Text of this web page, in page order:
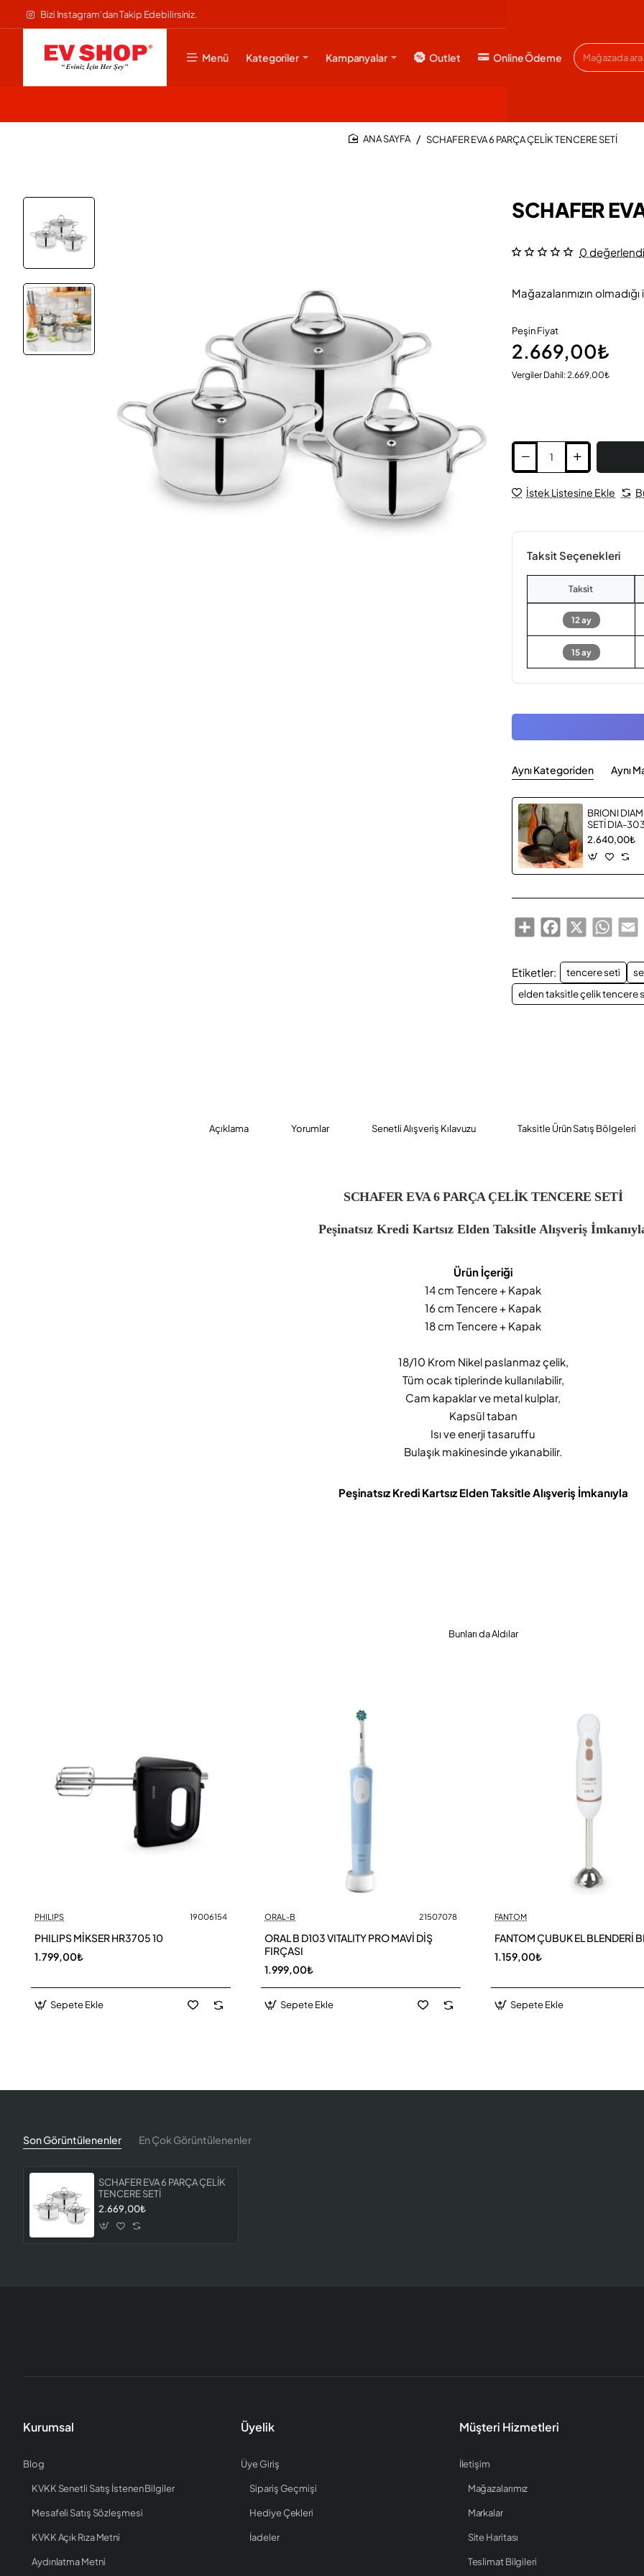
Bizi Instagram'dan Takip Edebilirsiniz.
Menü Kategoriler Kampanyalar Outlet Online Ödeme
Mağazada
ara...
SCHAFER EVA 6 PARÇA ÇELİK TENCERE SETİ
SCHAFER
Mağazalarımızın
0
Peşin Fiyat
2.669,00₺
Vergiler Dahil: 2.669,00₺
İstek Listesine Ekle
Taksit Seçenekleri
Taksit
12 ay
15 ay
Aynı Kategoriden Aynı
BRIONI
SETİ DIA-303
2.640,00₺
ShareFacebook
X
Etiketler: tencere seti
elden taksitle çelik tencere
Açıklama Yorumlar Senetli Alışveriş Kılavuzu Taksitle Ürün Satış Bölgeleri
SCHAFER EVA 6 PARÇA ÇELİK TENCERE SETİ
Peşinatsız Kredi Kartsız Elden Taksitle Alışveriş
Ürün İçeriği
14 cm Tencere + Kapak
16 cm Tencere + Kapak
18 cm Tencere + Kapak
18/10 Krom Nikel paslanmaz çelik,
Tüm ocak tiplerinde kullanılabilir,
Cam kapaklar ve metal kulplar,
Kapsül taban
Isı ve enerji tasaruffu
Bulaşık makinesinde yıkanabilir.
Peşinatsız Kredi Kartsız Elden Taksitle Alışveriş İmkanıyla
Bunları da Aldılar
PHILIPS 19006154
PHILIPS MİKSER HR3705 10
1.799,00₺
Sepete Ekle
ORAL-B 21507078
ORAL B D103 VITALITY PRO MAVİ DİŞ
FIRÇASI
1.999,00₺
Sepete Ekle
FANTOM
FANTOM ÇUBUK EL BLENDERİ
1.159,00₺
Sepete Ekle
Son Görüntülenenler En Çok Görüntülenenler
SCHAFER EVA 6 PARÇA ÇELİK
TENCERE SETİ
2.669,00₺
Kurumsal
Blog
KVKK Senetli Satış İstenen Bilgiler
Mesafeli Satış Sözleşmesi
KVKK Açık Rıza Metni
Aydınlatma Metni
Üyelik
Üye Giriş
Sipariş Geçmişi
Hediye Çekleri
İadeler
Müşteri Hizmetleri
İletişim
Mağazalarımız
Markalar
Site Haritası
Teslimat Bilgileri